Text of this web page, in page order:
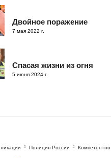
Двойное поражение
7 мая 2022 г.
Спасая жизни из огня
5 июня 2024 г.
Полиция России Компетентно